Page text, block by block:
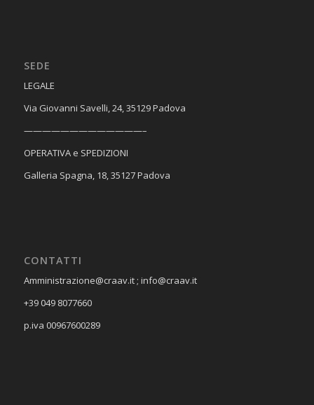
SEDE
​LEGALE
Via Giovanni Savelli, 24, 35129 Padova
—————————————–
OPERATIVA e SPEDIZIONI
Galleria Spagna, 18, 35127 Padova
CONTATTI
Amministrazione@craav.it ; info@craav.it
+39 049 8077660
p.iva 00967600289